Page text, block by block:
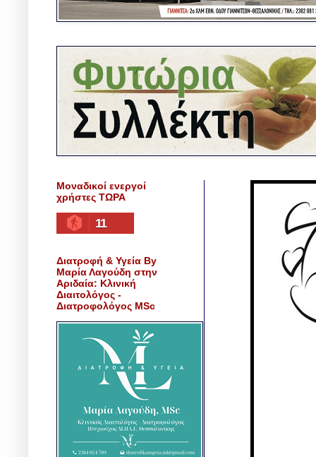
Μοναδικοί ενεργοί
χρήστες ΤΩΡΑ
11
Διατροφή & Υγεία By
Μαρία Λαγούδη στην
Αριδαία: Κλινική
Διαιτολόγος -
Διατροφολόγος MSc